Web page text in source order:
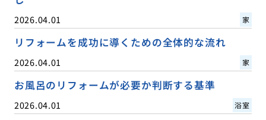
2026.04.01 家
リフォームを成功に導くための全体的な流れ
2026.04.01 家
お風呂のリフォームが必要か判断する基準
2026.04.01 浴室